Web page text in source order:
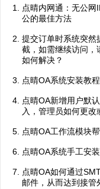
点晴内网通：无公
公的最佳方法
提交订单时系统突然
截，如需继续访问，
如何解决？
点晴OA系统安装教
点晴OA新增用户默
入，管理员如何更
点晴OA工作流模块
点晴OA系统手工安
点晴OA如何通过
邮件，从而达到接管